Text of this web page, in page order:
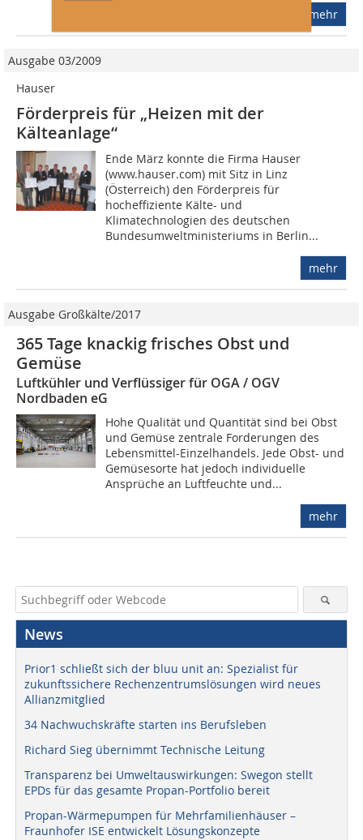
mehr
Ausgabe 03/2009
Hauser
Förderpreis für „Heizen mit der
Kälteanlage“
Ende März konnte die Firma Hauser
(www.hauser.com) mit Sitz in Linz
(Österreich) den Förderpreis für
hocheffiziente Kälte- und
Klimatechnologien des deutschen
Bundesumweltministeriums in Berlin...
mehr
Ausgabe Großkälte/2017
365 Tage knackig frisches Obst und
Gemüse
Luftkühler und Verflüssiger für OGA / OGV
Nordbaden eG
Hohe Qualität und Quantität sind bei Obst
und Gemüse zentrale Forderungen des
Lebensmittel-Einzelhandels. Jede Obst- und
Gemüsesorte hat jedoch individuelle
Ansprüche an Luftfeuchte und...
mehr
News
Prior1 schließt sich der bluu unit an: Spezialist für
zukunftssichere Rechenzentrumslösungen wird neues
Allianzmitglied
34 Nachwuchskräfte starten ins Berufsleben
Richard Sieg übernimmt Technische Leitung
Transparenz bei Umweltauswirkungen: Swegon stellt
EPDs für das gesamte Propan-Portfolio bereit
Propan-Wärmepumpen für Mehrfamilienhäuser –
Fraunhofer ISE entwickelt Lösungskonzepte